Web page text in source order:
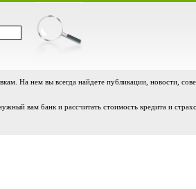
На нем вы всегда найдете публикации, новости,
вам банк и рассчитать стоимость кредита и